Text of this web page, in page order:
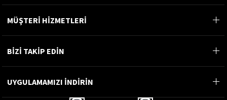
MÜŞTERİ HİZMETLERİ
BİZİ TAKİP EDİN
UYGULAMAMIZI İNDİRİN